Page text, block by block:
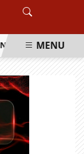
O PRIMEIRO
MENU